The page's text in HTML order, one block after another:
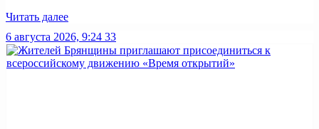
Читать далее
6 августа 2026, 9:24 33